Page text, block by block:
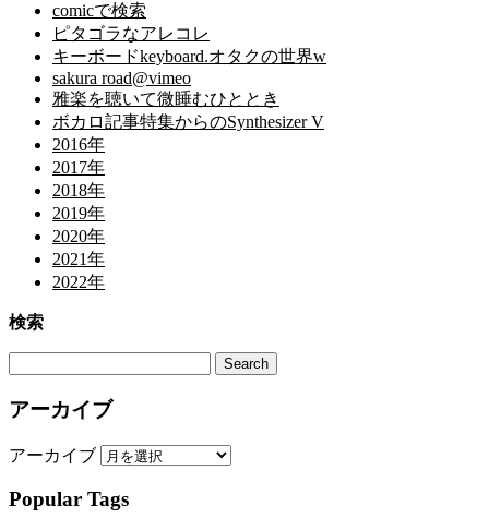
comicで検索
ピタゴラなアレコレ
キーボードkeyboard.オタクの世界w
sakura road@vimeo
雅楽を聴いて微睡むひととき
ボカロ記事特集からのSynthesizer V
2016年
2017年
2018年
2019年
2020年
2021年
2022年
検索
アーカイブ
アーカイブ
Popular Tags